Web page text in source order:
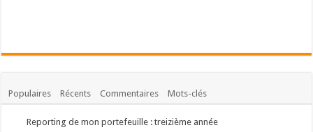
Populaires Récents Commentaires Mots-clés
Reporting de mon portefeuille : treizième année